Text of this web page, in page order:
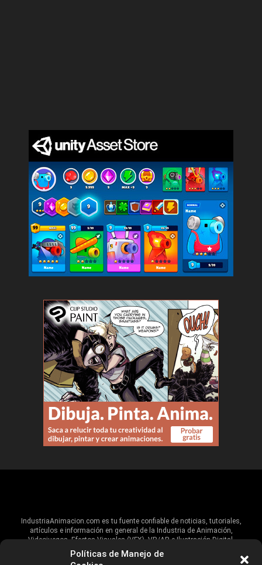
Políticas de Manejo de
IndustriaAnimacion.com es tu fuente confiable de noticias, tutoriales,
artículos e información en general de la Industria de Animación,
Videojuegos, Efectos Visuales (VFX), VR/AR e Ilustración Digital.
Hablamos de estas industrias y su alcance global, pero damos un énfasis